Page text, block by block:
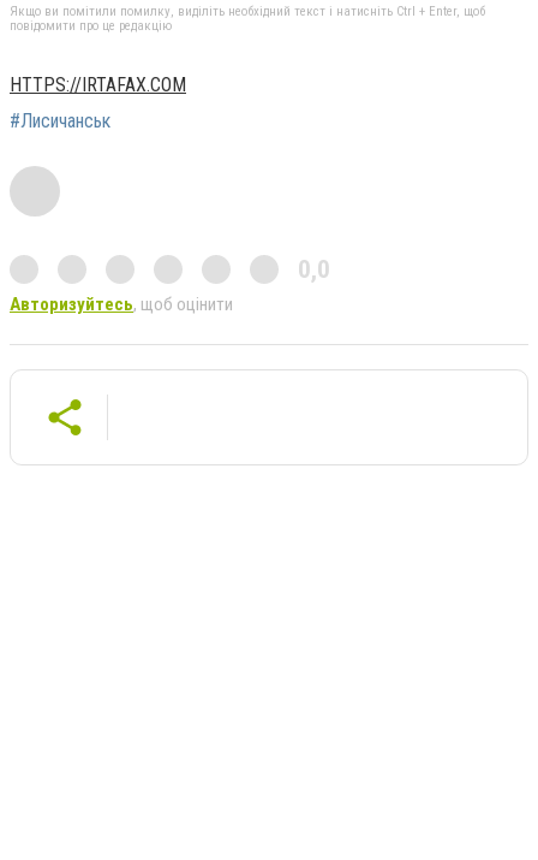
Якщо ви помітили помилку, виділіть необхідний текст і натисніть Ctrl + Enter, щоб
повідомити про це редакцію
HTTPS://IRTAFAX.COM
#Лисичанськ
0,0
Авторизуйтесь, щоб оцінити